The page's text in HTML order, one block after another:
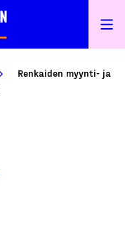
Renkaiden myynti- ja